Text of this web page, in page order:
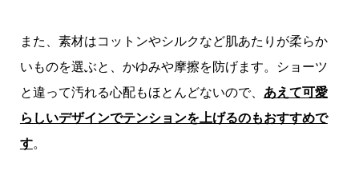
また、素材はコットンやシルクなど肌あたりが柔らか
いものを選ぶと、かゆみや摩擦を防げます。ショーツ
と違って汚れる心配もほとんどないので、 あえて可愛
らしいデザインでテンションを上げるのもおすすめで
す。